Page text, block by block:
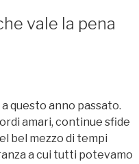
vale la pena
questo anno passato.
amari, continue sfide
bel mezzo di tempi
a cui tutti potevamo